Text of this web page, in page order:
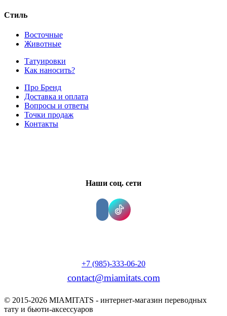
Стиль
Восточные
Животные
Татуировки
Как наносить?
Про Бренд
Доставка и оплата
Вопросы и ответы
Точки продаж
Контакты
Наши соц. сети
+7 (985)-333-06-20
contact@miamitats.com
© 2015-2026 MIAMITATS - интернет-магазин переводных
тату и бьюти-аксессуаров